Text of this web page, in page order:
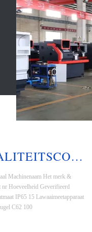
KWALITEITSCONTROLE
Machinenaam Het merk &
nr Hoeveelheid Geverifieerd
IP65 15 Lawaaimeetapparaat
C62 100